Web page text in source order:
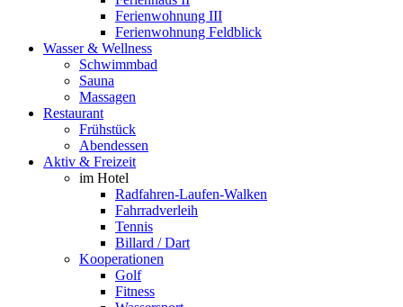
Ferienwohnung III
Ferienwohnung Feldblick
Wasser & Wellness
Schwimmbad
Sauna
Massagen
Restaurant
Frühstück
Abendessen
Aktiv & Freizeit
im Hotel
Radfahren-Laufen-Walken
Fahrradverleih
Tennis
Billard / Dart
Kooperationen
Golf
Fitness